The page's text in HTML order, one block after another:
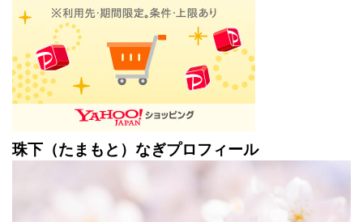
珠下（たまもと）なぎプロフィール